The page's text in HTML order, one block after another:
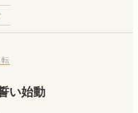
い始動